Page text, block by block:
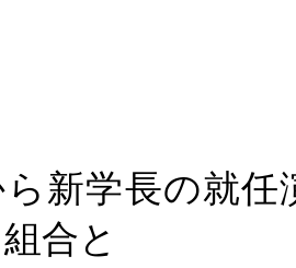
新学長の就任
合と